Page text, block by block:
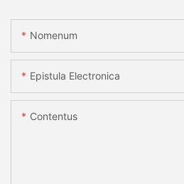
Nomenum
Epistula Electronica
Contentus